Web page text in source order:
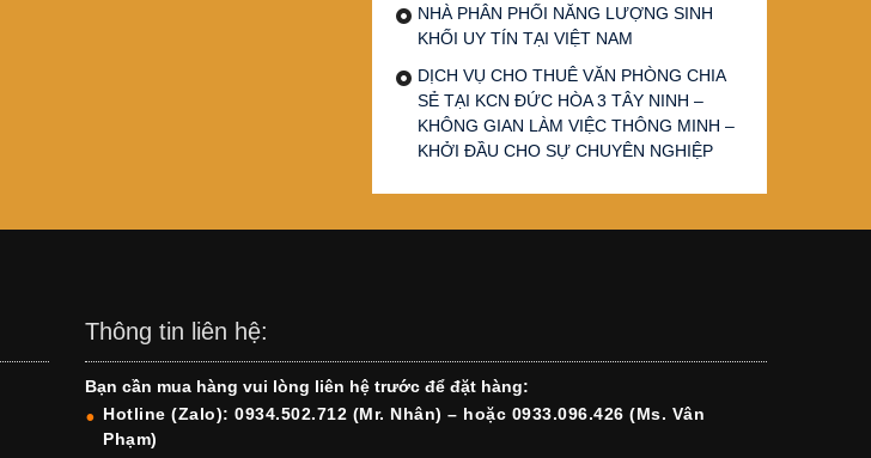
NHÀ PHÂN PHỐI NĂNG LƯỢNG SINH
KHỐI UY TÍN TẠI VIỆT NAM
DỊCH VỤ CHO THUÊ VĂN PHÒNG CHIA
SẺ TẠI KCN ĐỨC HÒA 3 TÂY NINH –
KHÔNG GIAN LÀM VIỆC THÔNG MINH –
KHỞI ĐẦU CHO SỰ CHUYÊN NGHIỆP
Thông tin liên hệ:
Bạn cần mua hàng vui lòng liên hệ trước để đặt hàng:
Hotline (Zalo): 0934.502.712 (Mr. Nhân) – hoặc 0933.096.426 (Ms. Vân
Phạm)